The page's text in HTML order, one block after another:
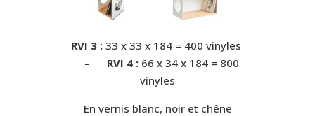
RVI 3 : 33 x 33 x 184 = 400 vinyles
– RVI 4 : 66 x 34 x 184 = 800
vinyles
En vernis blanc, noir et chêne